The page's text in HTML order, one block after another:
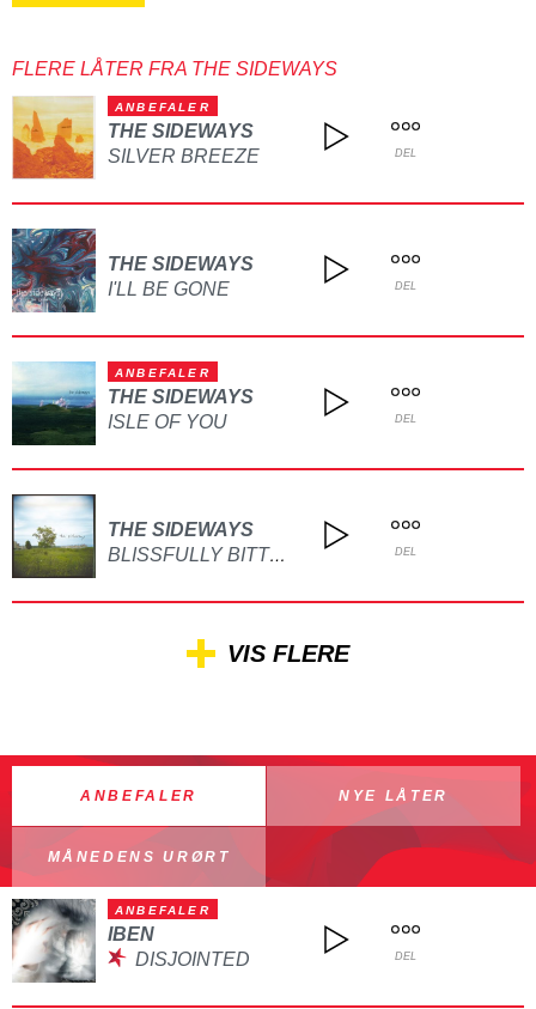
FLERE LÅTER FRA THE SIDEWAYS
ANBEFALER
THE SIDEWAYS
SILVER BREEZE
DEL
THE SIDEWAYS
I'LL BE GONE
DEL
ANBEFALER
THE SIDEWAYS
ISLE OF YOU
DEL
THE SIDEWAYS
BLISSFULLY BITTERSWEET DEL
VIS FLERE
ANBEFALER NYE LÅTER
MÅNEDENS URØRT
ANBEFALER
IBEN
DISJOINTED
DEL